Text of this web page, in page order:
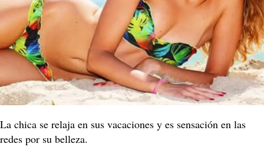
La chica se relaja en sus vacaciones y es sensación en las
redes por su belleza.